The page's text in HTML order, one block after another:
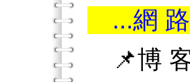
...網
📌博